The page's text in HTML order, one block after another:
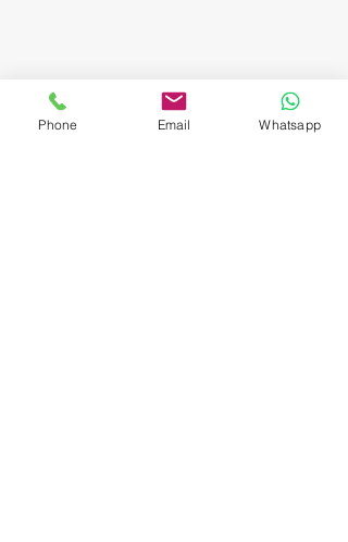
Phone Email Whatsapp